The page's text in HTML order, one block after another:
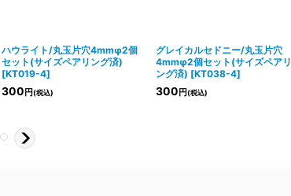
ハウライト/丸玉片穴4mmφ2個
セット(サイズペアリング済)
[KT019-4]
300 円(税込)
グレイカルセドニー/丸玉片穴
4mmφ2個セット(サイズペアリ
ング済) [KT038-4]
300 円(税込)